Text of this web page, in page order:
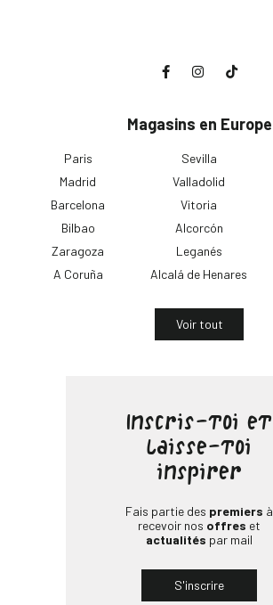
Magasins en Europe
Paris
Madrid
Barcelona
Bilbao
Zaragoza
A Coruña
Sevilla
Valladolid
Vitoria
Alcorcón
Leganés
Alcalá de Henares
Voir tout
Inscris-toi et
laisse-toi
inspirer
Fais partie des premiers à
recevoir nos offres et
actualités par mail
S'inscrire